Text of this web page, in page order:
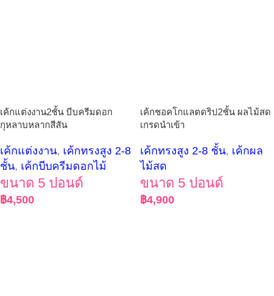
เค้กแต่งงาน2ชั้น บีบครีมดอก
กุหลาบหลากสีสัน
เค้กแต่งงาน, เค้กทรงสูง 2-8
ชั้น, เค้กบีบครีมดอกไม้
ขนาด 5 ปอนด์
฿4,500
เค้กชอคโกแลตดริป2ชั้น ผลไม้สด
เกรดนำเข้า
เค้กทรงสูง 2-8 ชั้น, เค้กผล
ไม้สด
ขนาด 5 ปอนด์
฿4,900